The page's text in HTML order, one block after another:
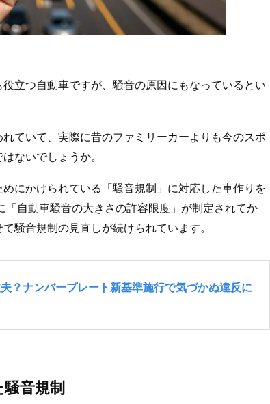
立つ自動車ですが、騒音の原因にもなっているとい
ていて、実際に昔のファミリーカーよりも今のスポ
ないでしょうか。
にかけられている「騒音規制」に対応した車作りを
自動車騒音の大きさの許容限度」が制定されてか
騒音規制の見直しが続けられています。
音規制